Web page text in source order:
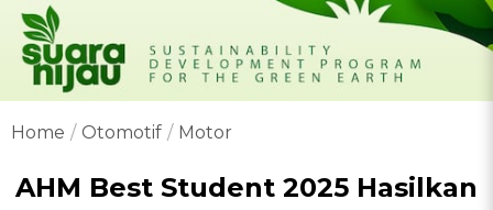
Home Otomotif Motor
AHM Best Student 2025 Hasilkan